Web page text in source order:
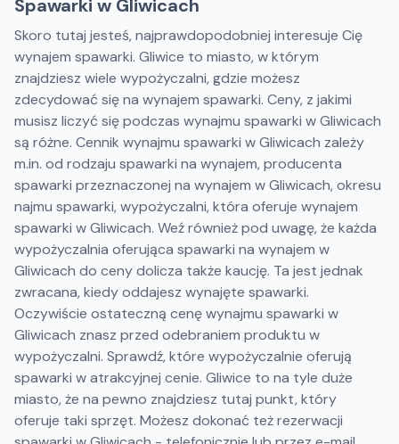
Spawarki w Gliwicach
Skoro tutaj jesteś, najprawdopodobniej interesuje Cię
wynajem spawarki. Gliwice to miasto, w którym
znajdziesz wiele wypożyczalni, gdzie możesz
zdecydować się na wynajem spawarki. Ceny, z jakimi
musisz liczyć się podczas wynajmu spawarki w Gliwicach
są różne. Cennik wynajmu spawarki w Gliwicach zależy
m.in. od rodzaju spawarki na wynajem, producenta
spawarki przeznaczonej na wynajem w Gliwicach, okresu
najmu spawarki, wypożyczalni, która oferuje wynajem
spawarki w Gliwicach. Weź również pod uwagę, że każda
wypożyczalnia oferująca spawarki na wynajem w
Gliwicach do ceny dolicza także kaucję. Ta jest jednak
zwracana, kiedy oddajesz wynajęte spawarki.
Oczywiście ostateczną cenę wynajmu spawarki w
Gliwicach znasz przed odebraniem produktu w
wypożyczalni. Sprawdź, które wypożyczalnie oferują
spawarki w atrakcyjnej cenie. Gliwice to na tyle duże
miasto, że na pewno znajdziesz tutaj punkt, który
oferuje taki sprzęt. Możesz dokonać też rezerwacji